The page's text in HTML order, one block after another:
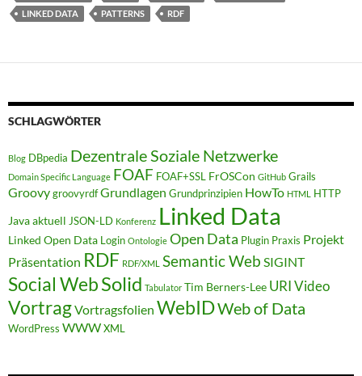
LINKED DATA
PATTERNS RDF
SCHLAGWÖRTER
Blog DBpedia Dezentrale Soziale Netzwerke
Domain Specific Language FOAF FOAF+SSL FrOSCon GitHub Grails
GroovygroovyrdfGrundlagen Grundprinzipien HowTo HTML HTTP
Java aktuell JSON-LD Konferenz Linked Data
Linked Open Data Login Ontologie Open Data Plugin Praxis Projekt
Präsentation RDF RDF/XML Semantic Web SIGINT
Social WebSolid Tabulator Tim Berners-Lee URIVideo
VortragVortragsfolien WebIDWeb of Data
WordPress WWWXML